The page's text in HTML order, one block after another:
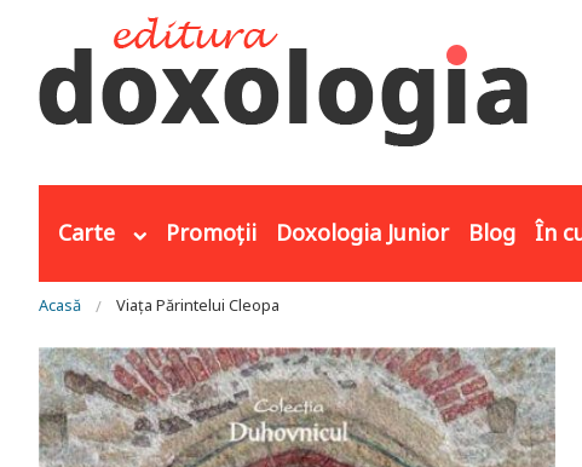
Carte Promoții Doxologia Junior Blog În
Eşti aici
Acasă Viața Părintelui Cleopa